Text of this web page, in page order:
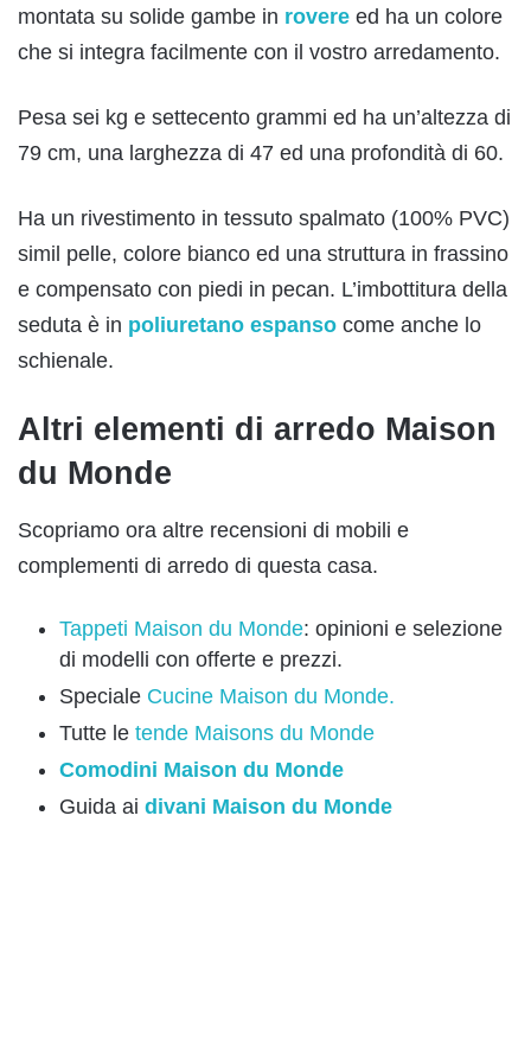
montata su solide gambe in rovere ed ha un colore
che si integra facilmente con il vostro arredamento.
Pesa sei kg e settecento grammi ed ha un’altezza di
79 cm, una larghezza di 47 ed una profondità di 60.
Ha un rivestimento in tessuto spalmato (100% PVC)
simil pelle, colore bianco ed una struttura in frassino
e compensato con piedi in pecan. L’imbottitura della
seduta è in poliuretano espanso come anche lo
schienale.
Altri elementi di arredo Maison
du Monde
Scopriamo ora altre recensioni di mobili e
complementi di arredo di questa casa.
Tappeti Maison du Monde: opinioni e selezione
di modelli con offerte e prezzi.
Speciale Cucine Maison du Monde.
Tutte le tende Maisons du Monde
Comodini Maison du Monde
Guida ai divani Maison du Monde